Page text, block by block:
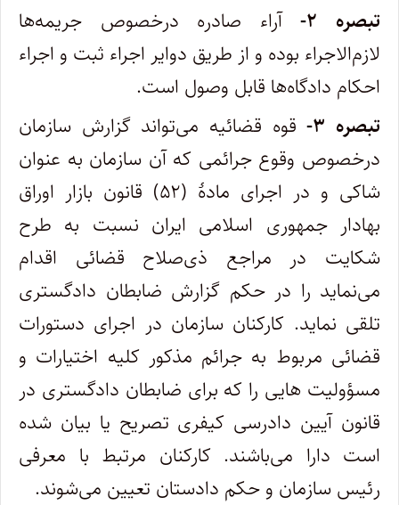
تبصره ۲-
آراء صادره درخصوص جریمه‌ها
لازم‌الاجراء بوده و از طریق دوایر اجراء ثبت و اجراء
احکام دادگاه‌ها قابل وصول است.
تبصره ۳-
قوه قضائیه می‌تواند گزارش سازمان
درخصوص وقوع جرائمی که آن سازمان به عنوان
شاکی و در اجرای مادۀ (۵۲) قانون بازار اوراق
بهادار جمهوری اسلامی ایران نسبت به طرح
شکایت در مراجع ذی‌صلاح قضائی اقدام
می‌نماید را در حکم گزارش ضابطان دادگستری
تلقی نماید. کارکنان سازمان در اجرای دستورات
قضائی مربوط به جرائم مذکور کلیه اختیارات و
مسؤولیت هایی را که برای ضابطان دادگستری در
قانون آیین دادرسی کیفری تصریح یا بیان شده
است دارا می‌باشند. کارکنان مرتبط با معرفی
رئیس سازمان و حکم دادستان تعیین می‌شوند.